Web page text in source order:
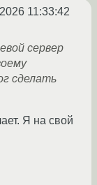
11:33:42
сервер
сделать
Я на свой